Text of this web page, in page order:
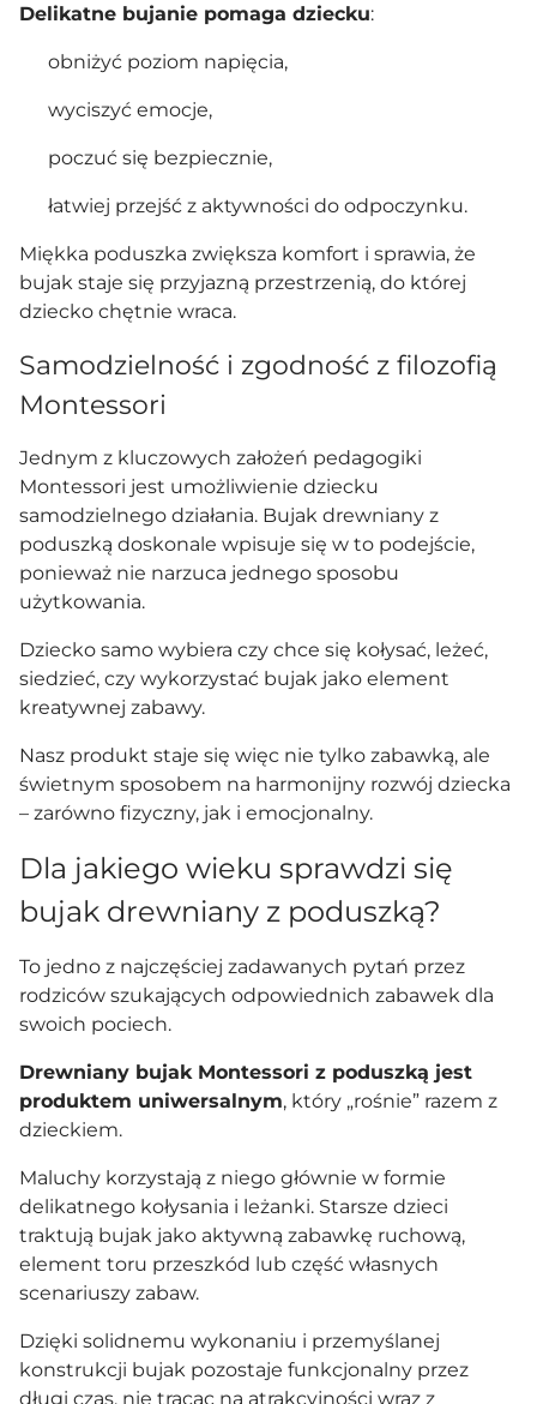
Delikatne bujanie pomaga dziecku:
obniżyć poziom napięcia,
wyciszyć emocje,
poczuć się bezpiecznie,
łatwiej przejść z aktywności do odpoczynku.
Miękka poduszka zwiększa komfort i sprawia, że
bujak staje się przyjazną przestrzenią, do której
dziecko chętnie wraca.
Samodzielność i zgodność z filozofią
Montessori
Jednym z kluczowych założeń pedagogiki
Montessori jest umożliwienie dziecku
samodzielnego działania. Bujak drewniany z
poduszką doskonale wpisuje się w to podejście,
ponieważ nie narzuca jednego sposobu
użytkowania.
Dziecko samo wybiera czy chce się kołysać, leżeć,
siedzieć, czy wykorzystać bujak jako element
kreatywnej zabawy.
Nasz produkt staje się więc nie tylko zabawką, ale
świetnym sposobem na harmonijny rozwój dziecka
– zarówno fizyczny, jak i emocjonalny.
Dla jakiego wieku sprawdzi się
bujak drewniany z poduszką?
To jedno z najczęściej zadawanych pytań przez
rodziców szukających odpowiednich zabawek dla
swoich pociech.
Drewniany bujak Montessori z poduszką jest
produktem uniwersalnym, który „rośnie” razem z
dzieckiem.
Maluchy korzystają z niego głównie w formie
delikatnego kołysania i leżanki. Starsze dzieci
traktują bujak jako aktywną zabawkę ruchową,
element toru przeszkód lub część własnych
scenariuszy zabaw.
Dzięki solidnemu wykonaniu i przemyślanej
konstrukcji bujak pozostaje funkcjonalny przez
długi czas, nie tracąc na atrakcyjności wraz z